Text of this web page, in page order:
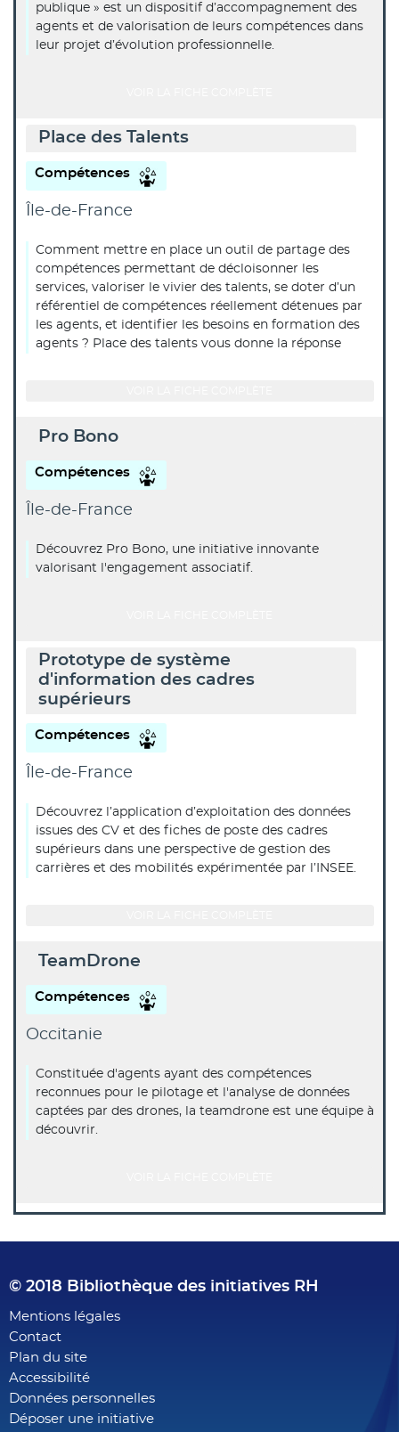
publique » est un dispositif d’accompagnement des
agents et de valorisation de leurs compétences dans
leur projet d’évolution professionnelle.
Place des Talents
Compétences
Île-de-France
Comment mettre en place un outil de partage des
compétences permettant de décloisonner les
services, valoriser le vivier des talents, se doter d’un
référentiel de compétences réellement détenues par
les agents, et identifier les besoins en formation des
agents ? Place des talents vous donne la réponse
Pro Bono
Compétences
Île-de-France
Découvrez Pro Bono, une initiative innovante
valorisant l'engagement associatif.
Prototype de système
d'information des cadres
supérieurs
Compétences
Île-de-France
Découvrez l’application d’exploitation des données
issues des CV et des fiches de poste des cadres
supérieurs dans une perspective de gestion des
carrières et des mobilités expérimentée par l’INSEE.
TeamDrone
Compétences
Occitanie
Constituée d'agents ayant des compétences
reconnues pour le pilotage et l'analyse de données
captées par des drones, la teamdrone est une équipe à
découvrir.
© 2018 Bibliothèque des initiatives RH
Footer
menu
Mentions légales
Contact
Plan du site
Accessibilité
Données personnelles
Déposer une initiative